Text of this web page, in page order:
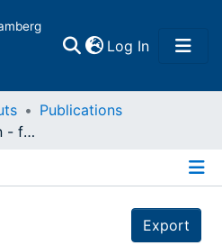
Log In(current)
Publications
Flexible Arbeitszeiten - familienfreundliche Arbeitszeiten?
Export